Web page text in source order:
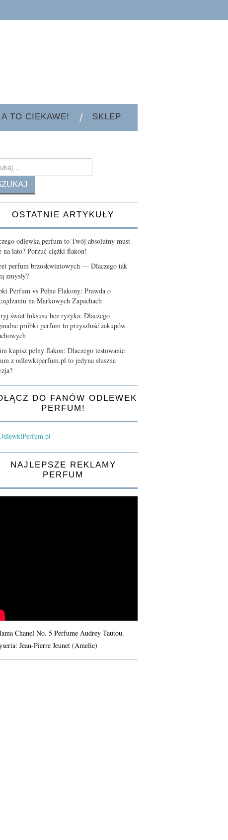
A TO CIEKAWE! SKLEP
OSTATNIE ARTYKUŁY
odlewka perfum to Twój absolutny must-
na lato? Porzuć ciężki flakon!
perfum brzoskwiniowych — Dlaczego tak
zmysły?
Perfum vs Pełne Flakony: Prawda o
na Markowych Zapachach
świat luksusu bez ryzyka: Dlaczego
próbki perfum to przyszłość zakupów
kupisz pełny flakon: Dlaczego testowanie
z odlewkiperfum.pl to jedyna słuszna
DO FANÓW ODLEWEK
PERFUM!
NAJLEPSZE REKLAMY
PERFUM
Chanel No. 5 Perfume Audrey Tautou.
Jean-Pierre Jeunet (Amelie)